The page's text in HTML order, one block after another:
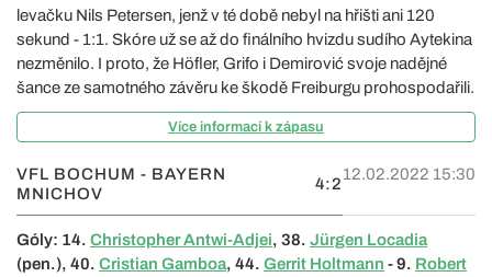
levačku Nils Petersen, jenž v té době nebyl na hřišti ani 120
sekund - 1:1. Skóre už se až do finálního hvizdu sudího Aytekina
nezměnilo. I proto, že Höfler, Grifo i Demirović svoje nadějné
šance ze samotného závěru ke škodě Freiburgu prohospodařili.
Více informací k zápasu
VFL BOCHUM - BAYERN
MNICHOV
4:2
12.02.2022 15:30
Góly: 14. Christopher Antwi-Adjei, 38. Jürgen Locadia
(pen.), 40. Cristian Gamboa, 44. Gerrit Holtmann - 9. Robert